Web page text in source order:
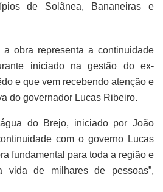
de Solânea, Bananeiras e
a obra representa a continuidade
iniciado na gestão do ex-
e que vem recebendo atenção e
do governador Lucas Ribeiro.
do Brejo, iniciado por João
com o governo Lucas
fundamental para toda a região e
vida de milhares de pessoas”,